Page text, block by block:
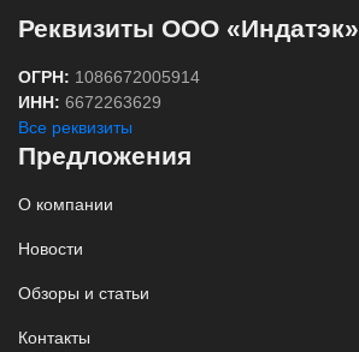
Реквизиты ООО «Индатэк»
ОГРН: 1086672005914
ИНН: 6672263629
Все реквизиты
Предложения
О компании
Новости
Обзоры и статьи
Контакты